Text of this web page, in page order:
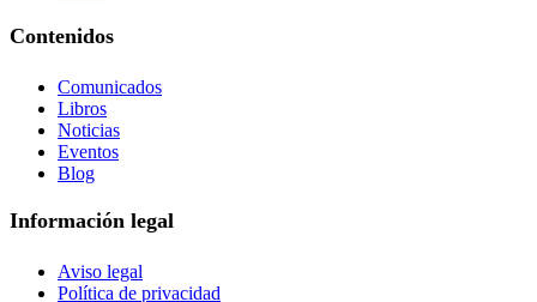
Contenidos
Comunicados
Libros
Noticias
Eventos
Blog
Información legal
Aviso legal
Política de privacidad